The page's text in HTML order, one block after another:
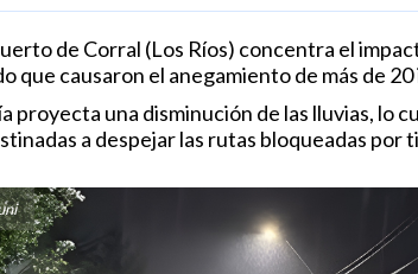
de Corral (Los Ríos) concentra el
que causaron el anegamiento de más de
proyecta una disminución de las lluvias, lo
a despejar las rutas bloqueadas por